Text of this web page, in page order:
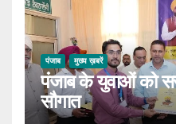
पंजाब मुख्य ख़बरें
पंजाब के युवाओं को
सौगात